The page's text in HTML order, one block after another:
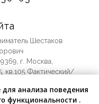
анализа поведения
функциональности .